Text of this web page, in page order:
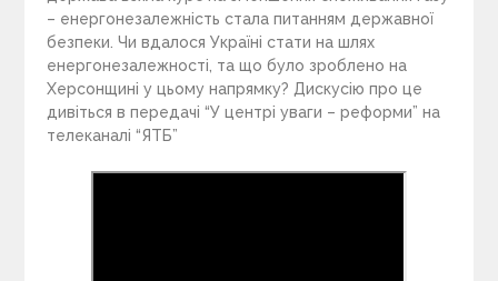
– енергонезалежність стала питанням державної
безпеки. Чи вдалося Україні стати на шлях
енергонезалежності, та що було зроблено на
Херсонщині у цьому напрямку? Дискусію про це
дивіться в передачі “У центрі уваги – реформи” на
телеканалі “ЯТБ”